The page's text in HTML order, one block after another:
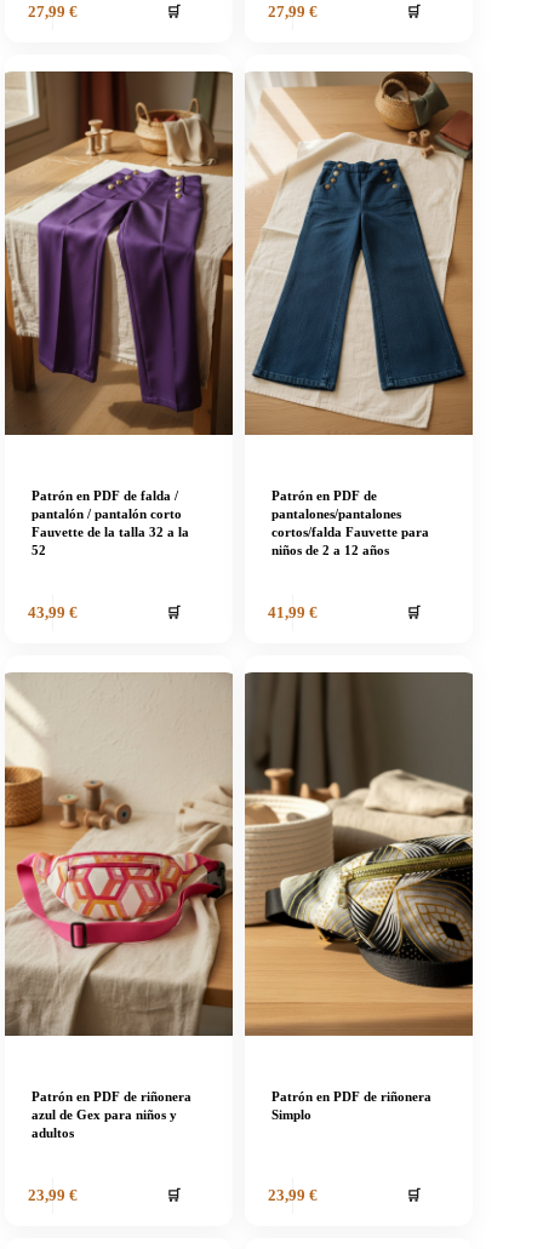
27,99 € 🛒 27,99 € 🛒
Patrón en PDF de falda /
pantalón / pantalón corto
Fauvette de la talla 32 a la
52
43,99 € 🛒
Patrón en PDF de
pantalones/pantalones
cortos/falda Fauvette para
niños de 2 a 12 años
41,99 € 🛒
Patrón en PDF de riñonera
azul de Gex para niños y
adultos
23,99 € 🛒
Patrón en PDF de riñonera
Simplo
23,99 € 🛒